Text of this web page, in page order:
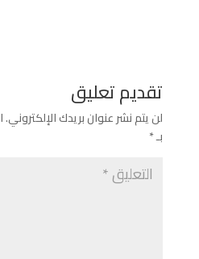
تقديم تعليق
لن يتم نشر عنوان بريدك الإلكتروني.
بـ*